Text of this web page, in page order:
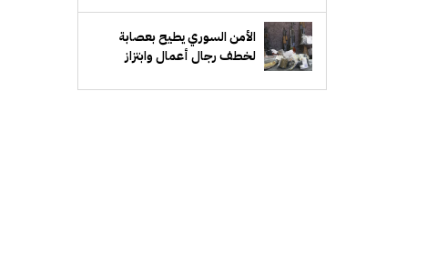
الأمن السوري يطيح بعصابة
لخطف رجال أعمال وابتزاز